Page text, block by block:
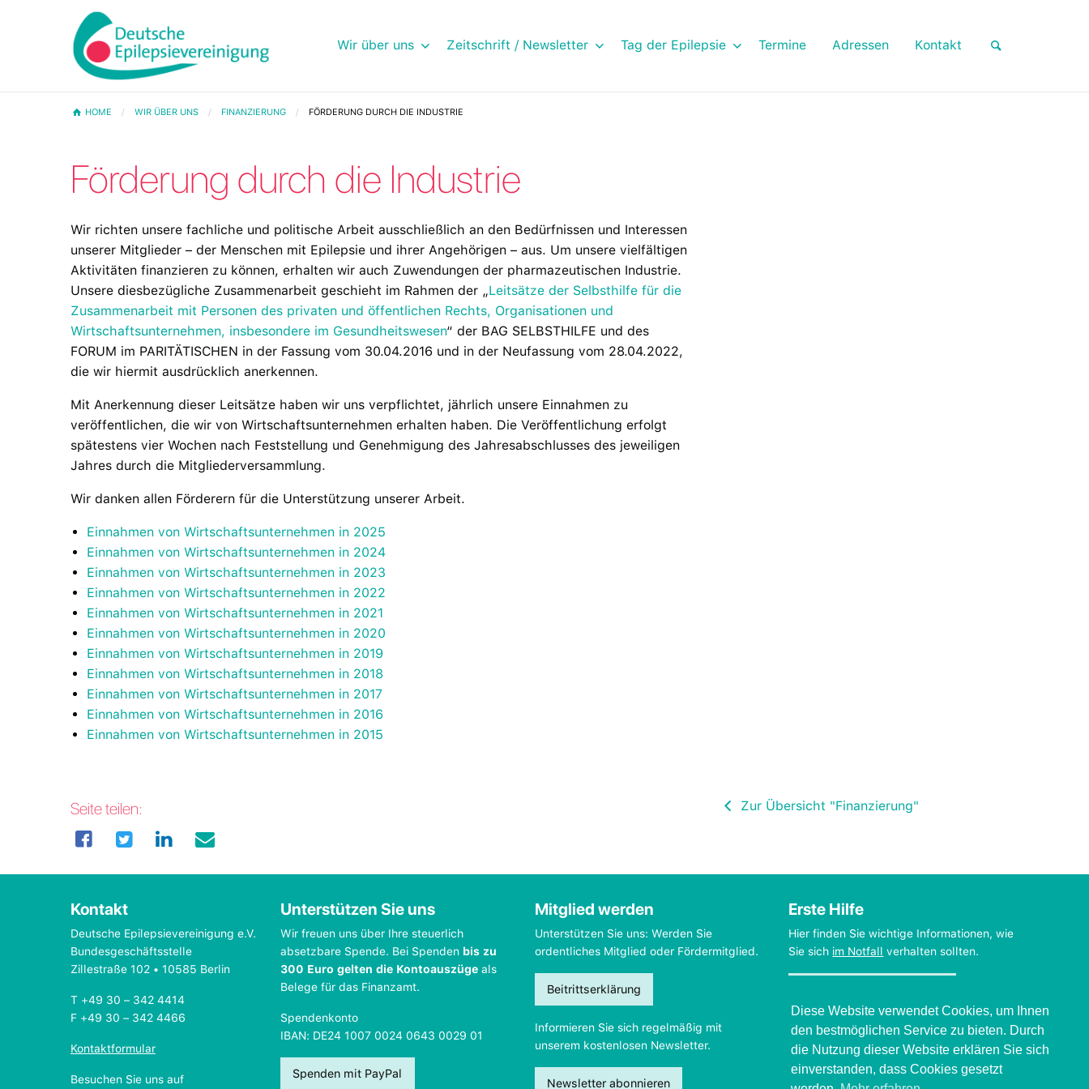
Wir über uns Zeitschrift / Newsletter Tag der Epilepsie Termine Adressen Kontakt
HOME WIR ÜBER UNS FINANZIERUNG FÖRDERUNG DURCH DIE INDUSTRIE
Förderung durch die Industrie
Wir richten unsere fachliche und politische Arbeit ausschließlich an den Bedürfnissen und Interessen
unserer Mitglieder – der Menschen mit Epilepsie und ihrer Angehörigen – aus. Um unsere vielfältigen
Aktivitäten finanzieren zu können, erhalten wir auch Zuwendungen der pharmazeutischen Industrie.
Unsere diesbezügliche Zusammenarbeit geschieht im Rahmen der „Leitsätze der Selbsthilfe für die
Zusammenarbeit mit Personen des privaten und öffentlichen Rechts, Organisationen und
Wirtschaftsunternehmen, insbesondere im Gesundheitswesen“ der BAG SELBSTHILFE und des
FORUM im PARITÄTISCHEN in der Fassung vom 30.04.2016 und in der Neufassung vom 28.04.2022,
die wir hiermit ausdrücklich anerkennen.
Mit Anerkennung dieser Leitsätze haben wir uns verpflichtet, jährlich unsere Einnahmen zu
veröffentlichen, die wir von Wirtschaftsunternehmen erhalten haben. Die Veröffentlichung erfolgt
spätestens vier Wochen nach Feststellung und Genehmigung des Jahresabschlusses des jeweiligen
Jahres durch die Mitgliederversammlung.
Wir danken allen Förderern für die Unterstützung unserer Arbeit.
Einnahmen von Wirtschaftsunternehmen in 2025
Einnahmen von Wirtschaftsunternehmen in 2024
Einnahmen von Wirtschaftsunternehmen in 2023
Einnahmen von Wirtschaftsunternehmen in 2022
Einnahmen von Wirtschaftsunternehmen in 2021
Einnahmen von Wirtschaftsunternehmen in 2020
Einnahmen von Wirtschaftsunternehmen in 2019
Einnahmen von Wirtschaftsunternehmen in 2018
Einnahmen von Wirtschaftsunternehmen in 2017
Einnahmen von Wirtschaftsunternehmen in 2016
Einnahmen von Wirtschaftsunternehmen in 2015
Seite teilen: Zur Übersicht "Finanzierung"
Kontakt
Deutsche Epilepsievereinigung e.V.
Bundesgeschäftsstelle
Zillestraße 102 • 10585 Berlin
T +49 30 – 342 4414
F +49 30 – 342 4466
Kontaktformular
Besuchen Sie uns auf
Unterstützen Sie uns
Wir freuen uns über Ihre steuerlich
absetzbare Spende. Bei Spenden bis zu
300 Euro gelten die Kontoauszüge als
Belege für das Finanzamt.
Spendenkonto
IBAN: DE24 1007 0024 0643 0029 01
Spenden mit PayPal
Mitglied werden
Unterstützen Sie uns: Werden Sie
ordentliches Mitglied oder Fördermitglied.
Beitrittserklärung
Informieren Sie sich regelmäßig mit
unserem kostenlosen Newsletter.
Newsletter abonnieren
Erste Hilfe
Hier finden Sie wichtige Informationen, wie
Sie sich im Notfall verhalten sollten.
Diese Website verwendet Cookies, um Ihnen
den bestmöglichen Service zu bieten. Durch
die Nutzung dieser Website erklären Sie sich
einverstanden, dass Cookies gesetzt